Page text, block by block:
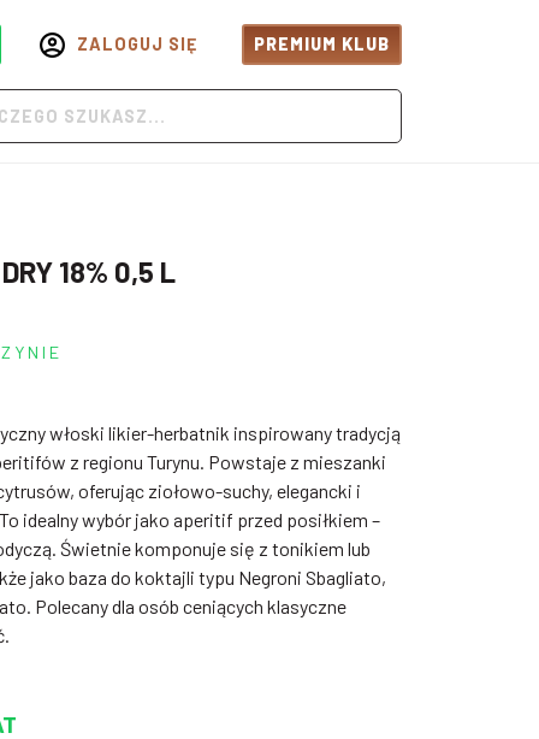
ZALOGUJ SIĘ PREMIUM KLUB
18% 0,5 L
włoski likier-herbatnik inspirowany tradycją
z regionu Turynu. Powstaje z mieszanki
oferując ziołowo-suchy, elegancki i
idealny wybór jako aperitif przed posiłkiem –
Świetnie komponuje się z tonikiem lub
jako baza do koktajli typu Negroni Sbagliato,
Polecany dla osób ceniących klasyczne